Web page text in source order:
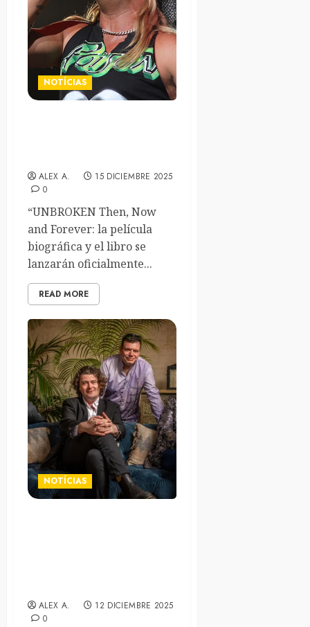
NOTÍCIAS
ALEX A.
15 DICIEMBRE 2025
0
“UNBROKEN Then, Now
and Forever: la película
biográfica y el libro se
lanzarán oficialmente...
READ MORE
NOTÍCIAS
ALEX A.
12 DICIEMBRE 2025
0